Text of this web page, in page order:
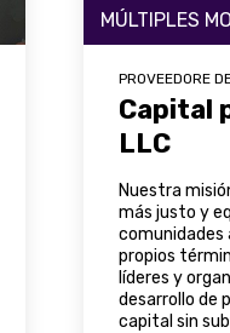
MÚLTIPLES
PROVEEDORE
Capital
LLC
Nuestra
más justo y
comunidades
propios
líderes y
desarrollo de
capital sin